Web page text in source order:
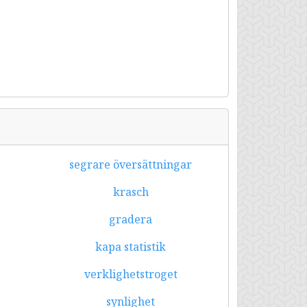
segrare översättningar
krasch
gradera
kapa statistik
verklighetstroget
synlighet